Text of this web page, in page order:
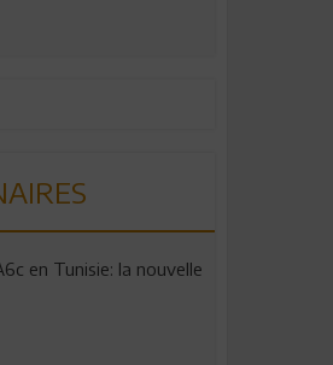
en Tunisie: la nouvelle